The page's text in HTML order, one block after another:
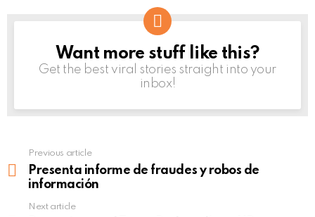
NEWSLETTER
Want more stuff like this?
Get the best viral stories straight into your
inbox!
more
Previous article
Presenta informe de fraudes y robos de
información
Next article